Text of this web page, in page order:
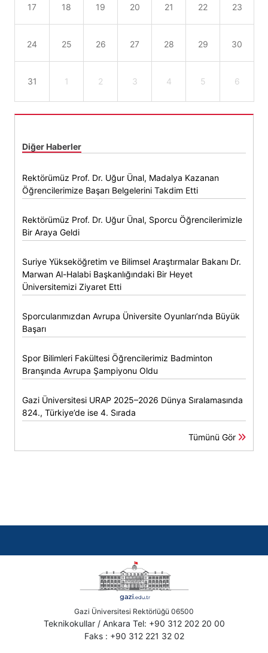
17 18 19 20 21 22 23
24 25 26 27 28 29 30
31 1 2 3 4 5 6
Diğer Haberler
Rektörümüz Prof. Dr. Uğur Ünal, Madalya Kazanan
Öğrencilerimize Başarı Belgelerini Takdim Etti
Rektörümüz Prof. Dr. Uğur Ünal, Sporcu Öğrencilerimizle
Bir Araya Geldi
Suriye Yükseköğretim ve Bilimsel Araştırmalar Bakanı Dr.
Marwan Al-Halabi Başkanlığındaki Bir Heyet
Üniversitemizi Ziyaret Etti
Sporcularımızdan Avrupa Üniversite Oyunları’nda Büyük
Başarı
Spor Bilimleri Fakültesi Öğrencilerimiz Badminton
Branşında Avrupa Şampiyonu Oldu
Gazi Üniversitesi URAP 2025–2026 Dünya Sıralamasında
824., Türkiye’de ise 4. Sırada
Tümünü Gör
Gazi Üniversitesi Rektörlüğü 06500
Teknikokullar / Ankara Tel: +90 312 202 20 00
Faks : +90 312 221 32 02